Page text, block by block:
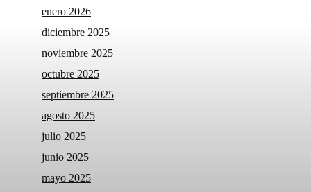
enero 2026
diciembre 2025
noviembre 2025
octubre 2025
septiembre 2025
agosto 2025
julio 2025
junio 2025
mayo 2025